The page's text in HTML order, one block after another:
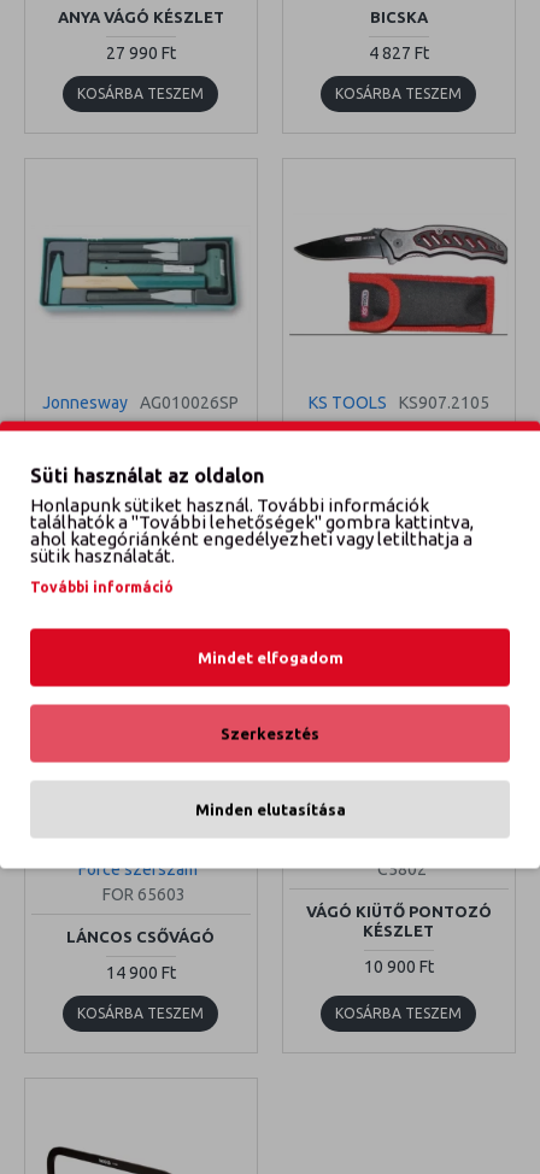
ANYA VÁGÓ KÉSZLET
27 990 Ft
KOSÁRBA TESZEM
BICSKA
4 827 Ft
KOSÁRBA TESZEM
Jonnesway AG010026SP
KALAPÁCS ÉS VÁGÓ
KÉSZLET
31 878 Ft
KOSÁRBA TESZEM
KS TOOLS KS907.2105
7 900 Ft
Force szerszám
FOR 65603
LÁNCOS CSŐVÁGÓ
14 900 Ft
KOSÁRBA TESZEM
C5802
VÁGÓ KIÜTŐ PONTOZÓ
KÉSZLET
10 900 Ft
KOSÁRBA TESZEM
Süti használat az oldalon
Honlapunk sütiket használ. További információk
találhatók a "További lehetőségek" gombra kattintva,
ahol kategóriánként engedélyezheti vagy letilthatja a
sütik használatát.
További információ
Mindet elfogadom
Szerkesztés
Minden elutasítása